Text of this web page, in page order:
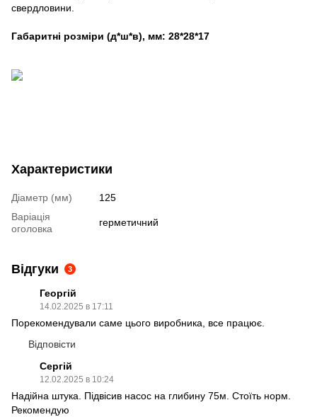
свердловини.
Габаритні розміри (д*ш*в), мм: 28*28*17
Характеристики
Діаметр (мм)
125
Варіація
оголовка
герметичний
Відгуки 3
Георгій
14.02.2025 в 17:11
Порекомендували саме цього виробника, все працює.
Відповісти
Сергій
12.02.2025 в 10:24
Надійна штука. Підвісив насос на глибину 75м. Стоїть норм.
Рекомендую